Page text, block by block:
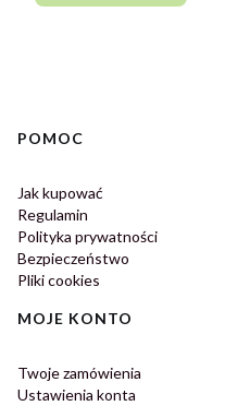
Linki w stopce
POMOC
Jak kupować
Regulamin
Polityka prywatności
Bezpieczeństwo
Pliki cookies
MOJE KONTO
Twoje zamówienia
Ustawienia konta